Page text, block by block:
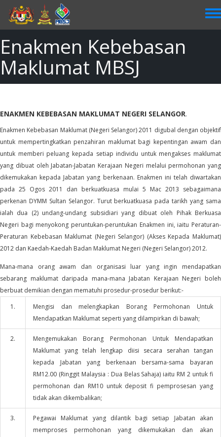
main
content
Enakmen Kebebasan
Maklumat MBSJ
ENAKMEN KEBEBASAN MAKLUMAT NEGERI SELANGOR.
Enakmen Kebebasan Maklumat (Negeri Selangor) 2011 digubal dengan objektif
untuk mempertingkatkan penzahiran maklumat bagi kepentingan awam dan
untuk memberi peluang kepada setiap individu untuk mengakses maklumat
yang dibuat oleh Jabatan-Jabatan Kerajaan Negeri melalui permohonan yang
dikemukakan kepada Jabatan yang berkenaan. Enakmen ini telah diwartakan
pada 25 Ogos 2011 dan berkuatkuasa mulai 5 Mac 2013 sebagaimana
perkenan DYMM Sultan Selangor. Turut berkuatkuasa pada tarikh yang sama
ialah dua (2) undang-undang subsidiari yang dibuat oleh Pihak Berkuasa
Negeri bagi menyokong peruntukan-peruntukan Enakmen ini, iaitu Peraturan-
Peraturan Kebebasan Maklumat (Negeri Selangor) (Akses Kepada Maklumat)
2012 dan Kaedah-Kaedah Badan Maklumat Negeri (Negeri Selangor) 2012.
Mana-mana orang awam dan organisasi luar yang ingin mendapatkan
sebarang maklumat daripada mana-mana Jabatan Kerajaan Negeri boleh
berbuat demikian dengan mematuhi prosedur-prosedur berikut:-
1.
Mengisi dan melengkapkan Borang Permohonan Untuk
Mendapatkan Maklumat seperti yang dilampirkan di bawah;
2.
Mengemukakan Borang Permohonan Untuk Mendapatkan
Maklumat yang telah lengkap diisi secara serahan tangan
kepada Jabatan yang berkenaan bersama-sama bayaran
RM12.00 (Ringgit Malaysia : Dua Belas Sahaja) iaitu RM 2 untuk fi
permohonan dan RM10 untuk deposit fi pemprosesan yang
tidak akan dikembalikan;
3.
Pegawai Maklumat yang dilantik bagi setiap Jabatan akan
memproses permohonan yang dikemukakan dan akan